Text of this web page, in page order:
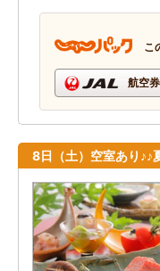
こ
航空
8日（土）空室あり